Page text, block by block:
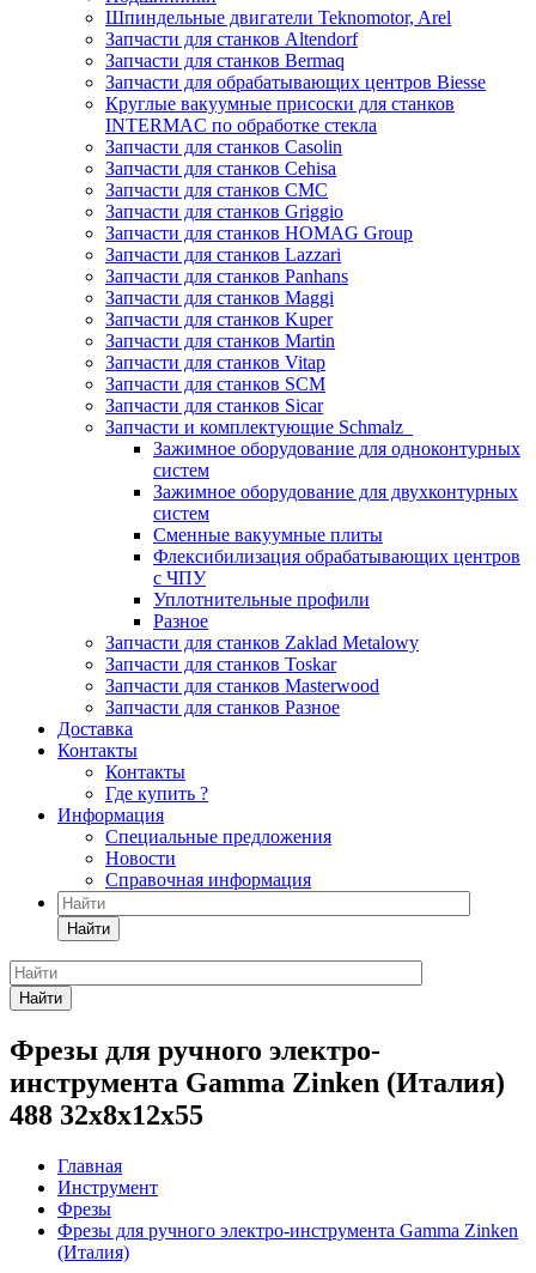
Шпиндельные двигатели Teknomotor, Arel
Запчасти для станков Altendorf
Запчасти для станков Bermaq
Запчасти для обрабатывающих центров Biesse
Круглые вакуумные присоски для станков
INTERMAC по обработке стекла
Запчасти для станков Casolin
Запчасти для станков Cehisa
Запчасти для станков CMC
Запчасти для станков Griggio
Запчасти для станков HOMAG Group
Запчасти для станков Lazzari
Запчасти для станков Panhans
Запчасти для станков Maggi
Запчасти для станков Kuper
Запчасти для станков Martin
Запчасти для станков Vitap
Запчасти для станков SCM
Запчасти для станков Sicar
Запчасти и комплектующие Schmalz
Зажимное оборудование для одноконтурных
систем
Зажимное оборудование для двухконтурных
систем
Сменные вакуумные плиты
Флексибилизация обрабатывающих центров
с ЧПУ
Уплотнительные профили
Разное
Запчасти для станков Zaklad Metalowy
Запчасти для станков Toskar
Запчасти для станков Masterwood
Запчасти для станков Разное
Доставка
Контакты
Контакты
Где купить ?
Информация
Специальные предложения
Новости
Справочная информация
Найти
Найти
Фрезы для ручного электро-
инструмента Gamma Zinken (Италия)
488 32x8x12x55
Главная
Инструмент
Фрезы
Фрезы для ручного электро-инструмента Gamma Zinken
(Италия)